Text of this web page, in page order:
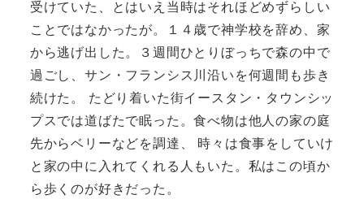
受けていた、とはいえ当時はそれほどめずらしい
ことではなかったが。１４歳で神学校を辞め、家
から逃げ出した。３週間ひとりぼっちで森の中で
過ごし、サン・フランシス川沿いを何週間も歩き
続けた。 たどり着いた街イースタン・タウンシッ
プスでは道ばたで眠った。食べ物は他人の家の庭
先からベリーなどを調達、 時々は食事をしていけ
と家の中に入れてくれる人もいた。私はこの頃か
ら歩くのが好きだった。